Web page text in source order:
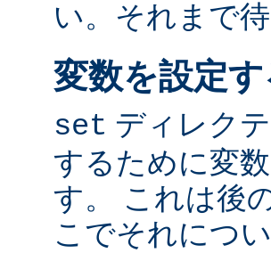
い。それまで
変数を設定す
set ディレク
するために変
す。 これは後
こでそれにつ